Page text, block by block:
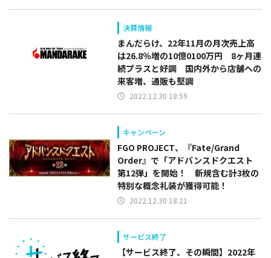
決算情報
まんだらけ、22年11月の月次売上高
は26.8％増の10億0100万円 8ヶ月連
続プラスと好調 国内外から店舗への
来客増、通販も堅調
2022.12.30 18:59
キャンペーン
FGO PROJECT、『Fate/Grand
Order』で「アドバンスドクエスト
第12弾」を開始！ 新規含む計3枚の
特別な概念礼装が獲得可能！
2022.12.30 18:21
サービス終了
【サービス終了、その瞬間】2022年